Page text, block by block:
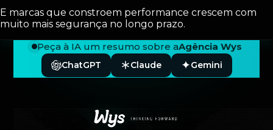
E marcas que constroem performance crescem com
muito mais segurança no longo prazo.
Peça à IA um resumo sobre aAgência Wys
ChatGPT Claude Gemini